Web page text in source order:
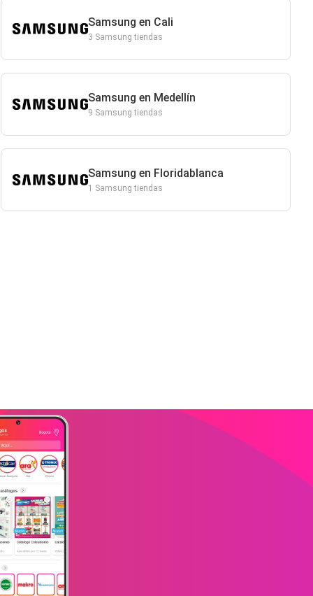
Samsung en Cali
3 Samsung tiendas
Samsung en Medellín
9 Samsung tiendas
Samsung en Floridablanca
1 Samsung tiendas